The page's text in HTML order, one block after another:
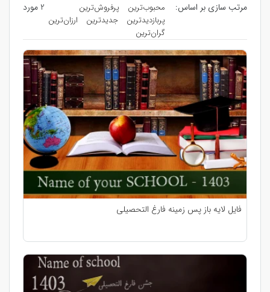
مرتب سازی بر اساس: محبوب‌ترین
پرفروش‌ترین
پربازدیدترین
جدیدترین
ارزان‌ترین
گران‌ترین
2 مورد
فایل لایه باز پس زمینه فارغ التحصیلی